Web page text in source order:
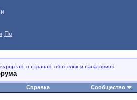
По
о странах, об отелях и санаториях
Справка Сообщество